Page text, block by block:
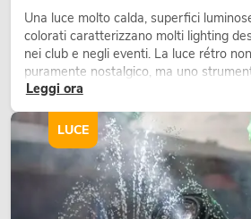
No. 20000458Articolo non disponibile
Una luce molto calda, superfici
colorati caratterizzano molti lighting
nei club e negli eventi. La luce rétro
puramente nostalgico, ma uno
in modo consapevole: crea atmosfera,
Leggi ora
LUCE